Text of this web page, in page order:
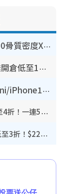
港大推賽馬會強化骨骼計劃！$100骨質密度X光檢查 完成免費運動訓練送超市禮券！附參加資格
開倉優惠 | 尖沙咀海港城名牌波鞋開倉低至1折！On鞋$899起／Joy&Peace鞋履$98起
豐澤優惠勁減低至44折！Mac mini/iPhone17Pro大減價！廚房家電$220起
開倉優惠｜尖沙咀名牌行李箱開倉低至4折！一連5日 American Tourister/ace./Hallmark $200起！
廚具開倉｜特福Tefal廚具/家電開倉低至3折！$220起買平底鍋/炒鑊/湯煲！電飯煲/吸塵機/燙斗$418起